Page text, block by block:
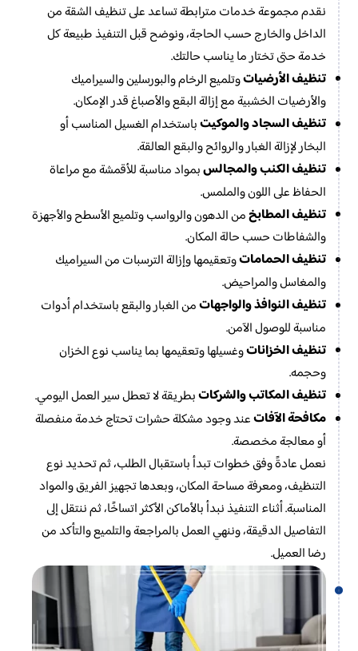
نقدم مجموعة خدمات مترابطة تساعد على تنظيف الشقة من
الداخل والخارج حسب الحاجة، ونوضح قبل التنفيذ طبيعة كل
خدمة حتى تختار ما يناسب حالتك.
تنظيف الأرضياتوتلميع الرخام والبورسلين والسيراميك
والأرضيات الخشبية مع إزالة البقع والأصباغ قدر الإمكان.
تنظيف السجاد والموكيتباستخدام الغسيل المناسب أو
البخار لإزالة الغبار والروائح والبقع العالقة.
تنظيف الكنب والمجالسبمواد مناسبة للأقمشة مع مراعاة
الحفاظ على اللون والملمس.
تنظيف المطابخمن الدهون والرواسب وتلميع الأسطح والأجهزة
والشفاطات حسب حالة المكان.
تنظيف الحماماتوتعقيمها وإزالة الترسبات من السيراميك
والمغاسل والمراحيض.
تنظيف النوافذ والواجهاتمن الغبار والبقع باستخدام أدوات
مناسبة للوصول الآمن.
تنظيف الخزاناتوغسيلها وتعقيمها بما يناسب نوع الخزان
وحجمه.
تنظيف المكاتب والشركاتبطريقة لا تعطل سير العمل اليومي.
مكافحة الآفاتعند وجود مشكلة حشرات تحتاج خدمة منفصلة
أو معالجة مخصصة.
نعمل عادةً وفق خطوات تبدأ باستقبال الطلب، ثم تحديد نوع
التنظيف، ومعرفة مساحة المكان، وبعدها تجهيز الفريق والمواد
المناسبة. أثناء التنفيذ نبدأ بالأماكن الأكثر اتساخًا، ثم ننتقل إلى
التفاصيل الدقيقة، وننهي العمل بالمراجعة والتلميع والتأكد من
رضا العميل.